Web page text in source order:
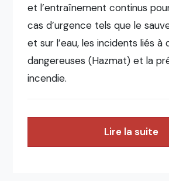
et l’entraînement continus
cas d’urgence tels que le
et sur l’eau, les incidents liés à
dangereuses (Hazmat) et la
incendie.
Lire la suite